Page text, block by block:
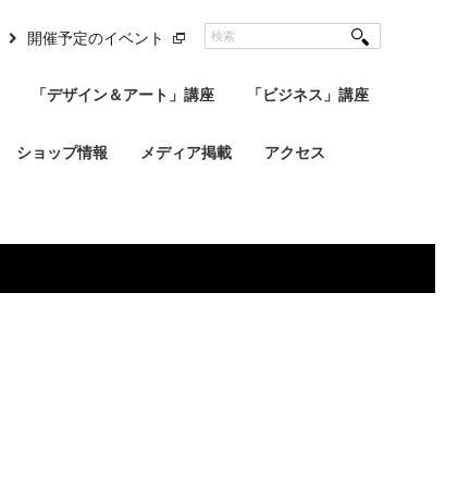
「デザイン＆アート」講座 「ビジネス」講座
ショップ情報 メディア掲載 アクセス
開催予定のイベント